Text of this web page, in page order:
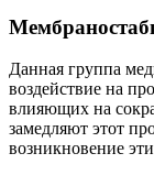
Данная группа
воздействие на
влияющих на
замедляют этот
возникновение